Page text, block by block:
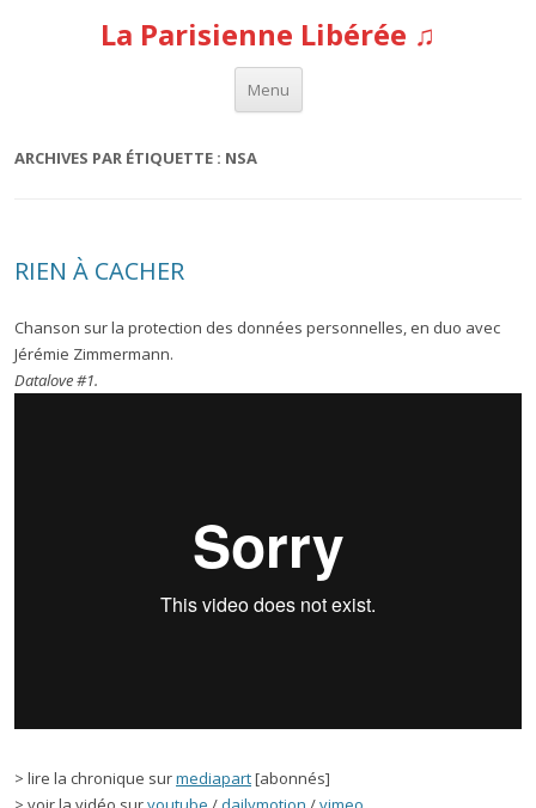
La Parisienne Libérée ♫
Menu
Aller au contenu
ARCHIVES PAR ÉTIQUETTE : NSA
RIEN À CACHER
Chanson sur la protection des données personnelles, en duo avec
Jérémie Zimmermann.
Datalove #1.
> lire la chronique surmediapart[abonnés]